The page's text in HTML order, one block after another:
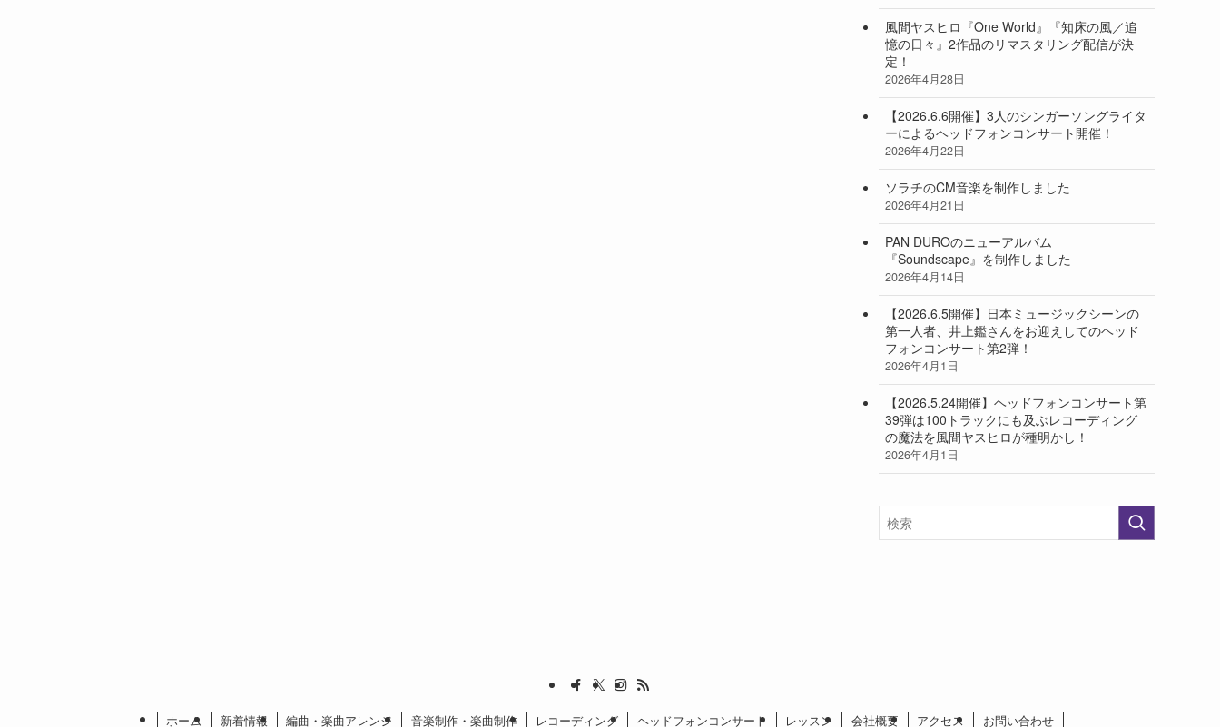
風間ヤスヒロ『One World』『知床の風／追
憶の日々』2作品のリマスタリング配信が決
定！
2026年4月28日
【2026.6.6開催】3人のシンガーソングライタ
ーによるヘッドフォンコンサート開催！
2026年4月22日
ソラチのCM音楽を制作しました
2026年4月21日
PAN DUROのニューアルバム
『Soundscape』を制作しました
2026年4月14日
【2026.6.5開催】日本ミュージックシーンの
第一人者、井上鑑さんをお迎えしてのヘッド
フォンコンサート第2弾！
2026年4月1日
【2026.5.24開催】ヘッドフォンコンサート第
39弾は100トラックにも及ぶレコーディング
の魔法を風間ヤスヒロが種明かし！
2026年4月1日
ホーム 新着情報 編曲・楽曲アレンジ 音楽制作・楽曲制作 レコーディング ヘッドフォンコンサート レッスン 会社概要 アクセス お問い合わせ